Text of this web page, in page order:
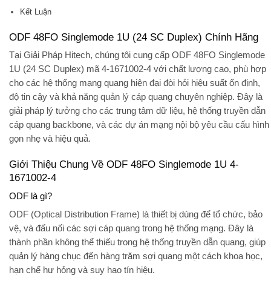
Kết Luận
ODF 48FO Singlemode 1U (24 SC Duplex) Chính Hãng
Tại Giải Pháp Hitech, chúng tôi cung cấp ODF 48FO Singlemode
1U (24 SC Duplex) mã 4-1671002-4 với chất lượng cao, phù hợp
cho các hệ thống mạng quang hiện đại đòi hỏi hiệu suất ổn định,
độ tin cậy và khả năng quản lý cáp quang chuyên nghiệp. Đây là
giải pháp lý tưởng cho các trung tâm dữ liệu, hệ thống truyền dẫn
cáp quang backbone, và các dự án mạng nội bộ yêu cầu cấu hình
gọn nhẹ và hiệu quả.
Giới Thiệu Chung Về ODF 48FO Singlemode 1U 4-
1671002-4
ODF là gì?
ODF (Optical Distribution Frame) là thiết bị dùng để tổ chức, bảo
vệ, và đấu nối các sợi cáp quang trong hệ thống mạng. Đây là
thành phần không thể thiếu trong hệ thống truyền dẫn quang, giúp
quản lý hàng chục đến hàng trăm sợi quang một cách khoa học,
hạn chế hư hỏng và suy hao tín hiệu.